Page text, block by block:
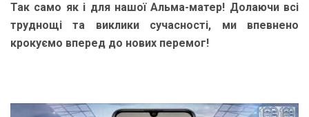
Так само як і для нашої Альма-матер! Долаючи всі
труднощі та виклики сучасності, ми впевнено
крокуємо вперед до нових перемог!